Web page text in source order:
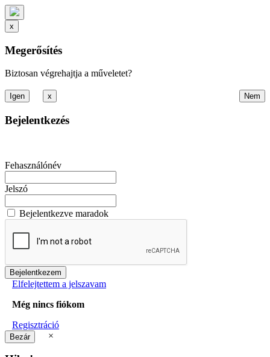
x
Megerősítés
Biztosan végrehajtja a műveletet?
x
Bejelentkezés
Fehasználónév
Jelszó
Bejelentkezve maradok
Elfelejtettem a jelszavam
Még nincs fiókom
Regisztráció
×